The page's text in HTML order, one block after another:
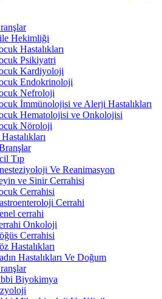
Hekimliği
Hastalıkları
Psikiyatri
Kardiyoloji
Endokrinoloji
Nefroloji
İmmünolojisi ve Alerji Hastalıkları
Hematolojisi ve Onkolojisi
Nöroloji
Tıp
Ve Reanimasyon
ve Sinir Cerrahisi
Cerrahisi
Cerrahi
cerrahi
Onkoloji
Cerrahisi
Hastalıkları
Hastalıkları Ve Doğum
Biyokimya